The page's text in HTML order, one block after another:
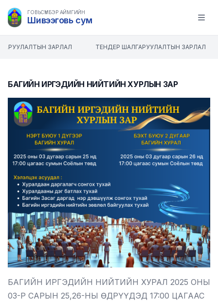
ГОВЬСҮМБЭР АЙМГИЙН
Шивээговь сум Open
ЗАРЛАЛ ТЕНДЕР ШАЛГАРУУЛАЛТЫН ЗАРЛАЛ
БАГИЙН ИРГЭДИЙН НИЙТИЙН ХУРЛЫН ЗАР
БАГИЙН ИРГЭДИЙН НИЙТИЙН ХУРАЛ 2025 ОНЫ
03-Р САРЫН 25,26-НЫ ӨДРҮҮДЭД 17:00 ЦАГААС